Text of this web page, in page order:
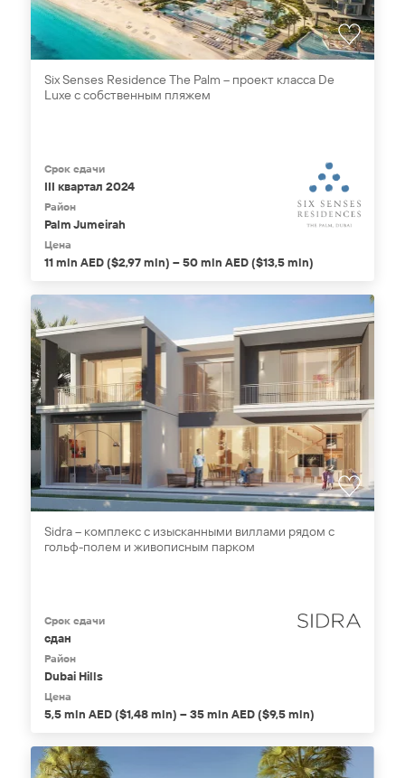
Six Senses Residence The Palm – проект класса De
Luxe с собственным пляжем
Срок сдачи
III квартал 2024
Район
Palm Jumeirah
Цена
11 mln AED ($2,97 mln) – 50 mln AED ($13,5 mln)
Sidra – комплекс с изысканными виллами рядом с
гольф-полем и живописным парком
Срок сдачи
сдан
Район
Dubai Hills
Цена
5,5 mln AED ($1,48 mln) – 35 mln AED ($9,5 mln)